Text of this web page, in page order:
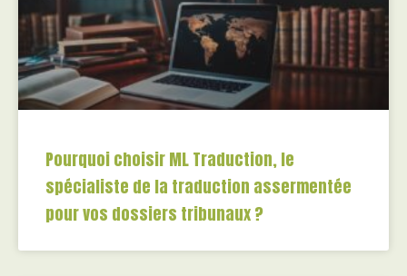
Pourquoi choisir ML Traduction, le
spécialiste de la traduction assermentée
pour vos dossiers tribunaux ?